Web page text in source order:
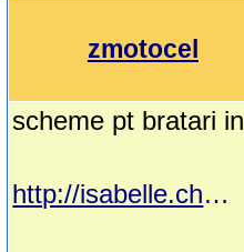
zmotocel
scheme pt bratari
http://isabelle.chezblog.com/Sch%E9mas/